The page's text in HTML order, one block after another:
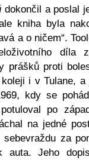
dokončil a poslal
kniha byla
a o ničem“.
díla
prášků proti
i v Tulane, a
kdy se
po
na jedné
za
auta. Jeho